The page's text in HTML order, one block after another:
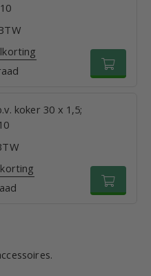
koker 30 x 1,5;